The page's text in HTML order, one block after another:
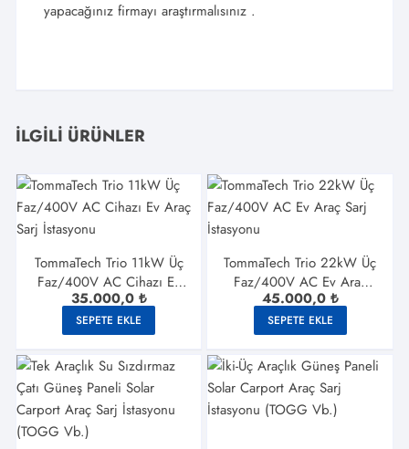
yapacağınız firmayı araştırmalısınız .
İLGILI ÜRÜNLER
TommaTech Trio 11kW Üç
Faz/400V AC Cihazı Ev
Araç Sarj İstasyonu
35.000,0 ₺
SEPETE EKLE
TommaTech Trio 22kW Üç
Faz/400V AC Ev Araç
Sarj İstasyonu
45.000,0 ₺
SEPETE EKLE